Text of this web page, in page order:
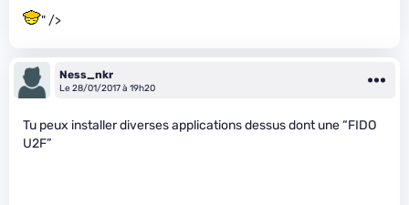
" />
Ness_nkr
Le 28/01/2017 à 19h20
Tu peux installer diverses applications dessus dont une “FIDO
U2F”